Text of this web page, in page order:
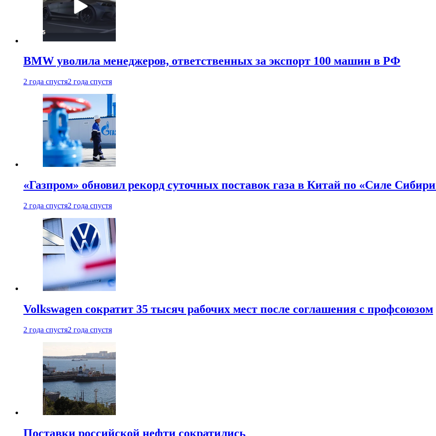
BMW уволила менеджеров, ответственных за экспорт 100 машин в РФ
2 года спустя2 года спустя
«Газпром» обновил рекорд суточных поставок газа в Китай по «Силе
2 года спустя2 года спустя
Volkswagen сократит 35 тысяч рабочих мест после соглашения с профсоюзом
2 года спустя2 года спустя
Поставки российской нефти сократились